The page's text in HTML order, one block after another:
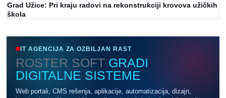
Grad Užice: Pri kraju radovi na rekonstrukciji krovova užičkih
škola
IT AGENCIJA ZA OZBILJAN RAST
ROSTER SOFT GRADI
DIGITALNE SISTEME
Web portali, CMS rešenja, aplikacije, automatizacija, dizajn,